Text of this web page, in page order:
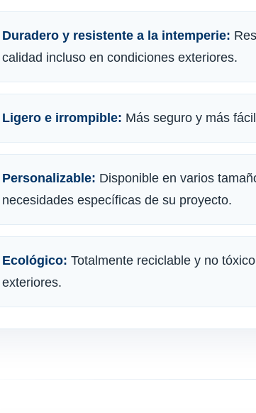
Duradero y resistente a la intemperie:
calidad incluso en condiciones exteriores.
Ligero e irrompible: Más seguro y más
Personalizable: Disponible en varios
necesidades específicas de su proyecto.
Ecológico: Totalmente reciclable y no
exteriores.